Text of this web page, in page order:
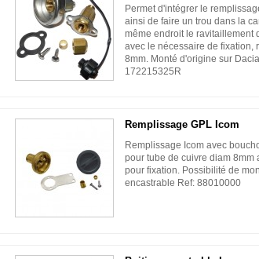
Permet d'intégrer le
ainsi de faire un trou dans la
même endroit le ravitaillement
avec le nécessaire de fixation,
8mm. Monté d'origine sur
172215325R
Remplissage GPL Icom
Remplissage Icom avec
pour tube de cuivre diam 8mm
pour fixation. Possibilité de
encastrable Ref: 88010000